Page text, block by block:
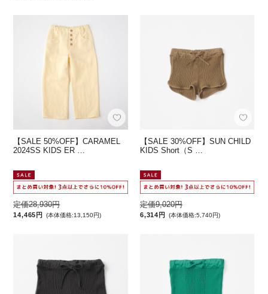
【SALE 50%OFF】CARAMEL
2024SS KIDS ER …
定価28,930円
14,465円 (本体価格:13,150円)
【SALE 30%OFF】SUN CHILD
KIDS Short（S …
定価9,020円
6,314円 (本体価格:5,740円)